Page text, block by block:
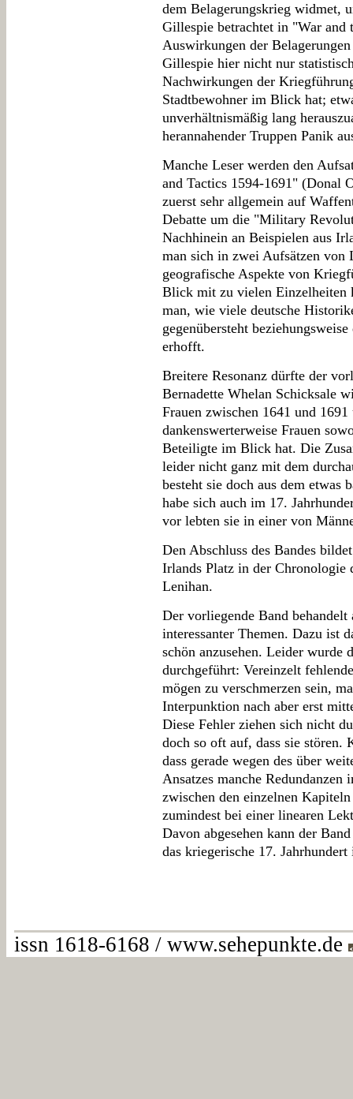
dem Belagerungskrieg widmet,
Gillespie betrachtet in "War and
Auswirkungen der
Gillespie hier nicht nur
Nachwirkungen der
Stadtbewohner im Blick hat;
unverhältnismäßig lang
herannahender Truppen Panik
Manche Leser werden den
and Tactics 1594-1691" (Donal
zuerst sehr allgemein auf
Debatte um die "Military
Nachhinein an Beispielen aus
man sich in zwei Aufsätzen von
geografische Aspekte von
Blick mit zu vielen Einzelheiten
man, wie viele deutsche
gegenübersteht
erhofft.
Breitere Resonanz dürfte der
Bernadette Whelan Schicksale
Frauen zwischen 1641 und
dankenswerterweise Frauen
Beteiligte im Blick hat. Die
leider nicht ganz mit dem
besteht sie doch aus dem etwas
habe sich auch im 17.
vor lebten sie in einer von
Den Abschluss des Bandes
Irlands Platz in der
Lenihan.
Der vorliegende Band
interessanter Themen. Dazu ist
schön anzusehen. Leider wurde
durchgeführt: Vereinzelt
mögen zu verschmerzen sein,
Interpunktion nach aber erst
Diese Fehler ziehen sich nicht
doch so oft auf, dass sie stören.
dass gerade wegen des über
Ansatzes manche
zwischen den einzelnen
zumindest bei einer linearen
Davon abgesehen kann der
das kriegerische 17. Jahrhundert
issn 1618-6168 / www.sehepunkte.de